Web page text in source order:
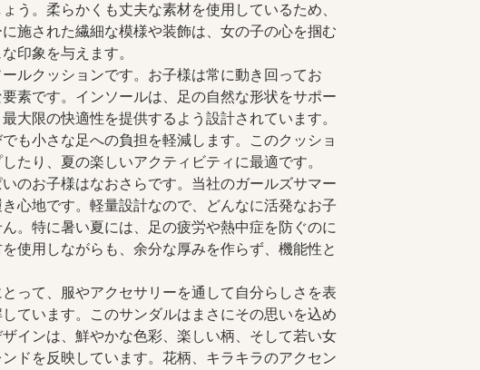
う。柔らかくも丈夫な素材を使用しているため、
施された繊細な模様や装飾は、女の子の心を掴む
印象を与えます。
ルクッションです。お子様は常に動き回ってお
素です。インソールは、足の自然な形状をサポー
大限の快適性を提供するよう設計されています。
も小さな足への負担を軽減します。このクッショ
たり、夏の楽しいアクティビティに最適です。
のお子様はなおさらです。当社のガールズサマー
心地です。軽量設計なので、どんなに活発なお子
。特に暑い夏には、足の疲労や熱中症を防ぐのに
使用しながらも、余分な厚みを作らず、機能性と
って、服やアクセサリーを通して自分らしさを表
ています。このサンダルはまさにその思いを込め
インは、鮮やかな色彩、楽しい柄、そして若い女
ドを反映しています。花柄、キラキラのアクセン